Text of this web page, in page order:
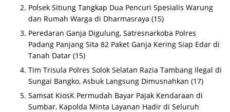
Polsek Sitiung Tangkap Dua Pencuri Spesialis Warung
dan Rumah Warga di Dharmasraya (15)
Peredaran Ganja Digulung, Satresnarkoba Polres
Padang Panjang Sita 82 Paket Ganja Kering Siap Edar di
Tanah Datar (15)
Tim Trisula Polres Solok Selatan Razia Tambang Ilegal di
Sungai Bangko, Asbuk Langsung Dimusnahkan (17)
Samsat KiosK Permudah Bayar Pajak Kendaraan di
Sumbar, Kapolda Minta Layanan Hadir di Seluruh